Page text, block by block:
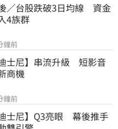
／台股跌破3日均線　資金
4族群
鐘前
迪士尼】串流升級　短影音
商機
鐘前
迪士尼】Q3亮眼　幕後推手